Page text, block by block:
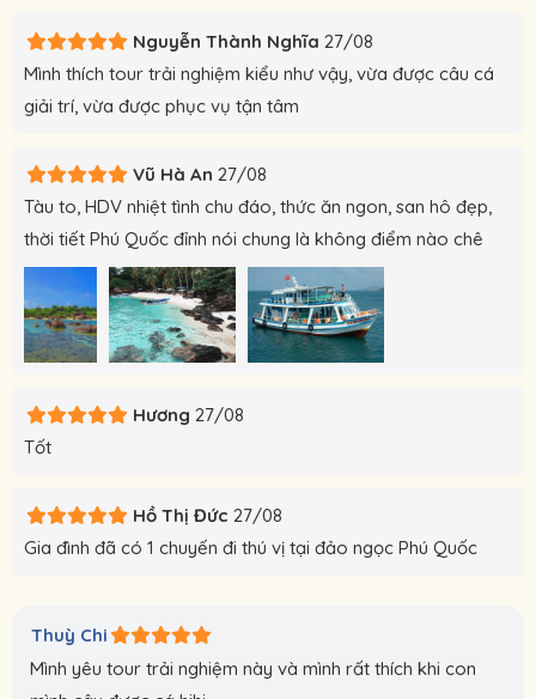
Nguyễn Thành Nghĩa 27/08
Mình thích tour trải nghiệm kiểu như vậy, vừa được câu cá
giải trí, vừa được phục vụ tận tâm
Vũ Hà An 27/08
Tàu to, HDV nhiệt tình chu đáo, thức ăn ngon, san hô đẹp,
thời tiết Phú Quốc đỉnh nói chung là không điểm nào chê
Hương 27/08
Tốt
Hồ Thị Đức 27/08
Gia đình đã có 1 chuyến đi thú vị tại đảo ngọc Phú Quốc
Thuỳ Chi
Mình yêu tour trải nghiệm này và mình rất thích khi con